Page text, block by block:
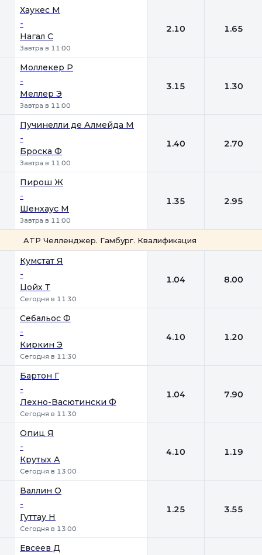
Хаукес М
-
Нагал С
Завтра в 11:00
2.10 1.65
Моллекер Р
-
Меллер Э
Завтра в 11:00
3.15 1.30
Пучинелли де Алмейда М
-
Броска Ф
Завтра в 11:00
1.40 2.70
Пирош Ж
-
Шенхаус М
Завтра в 11:00
1.35 2.95
ATP Челленджер. Гамбург. Квалификация
Кумстат Я
-
Цойх Т
Сегодня в 11:30
1.04 8.00
Себальос Ф
-
Киркин Э
Сегодня в 11:30
4.10 1.20
Бартон Г
-
Лехно-Васютински Ф
Сегодня в 11:30
1.04 7.90
Опиц Я
-
Крутых А
Сегодня в 13:00
4.10 1.19
Валлин О
-
Гуттау Н
Сегодня в 13:00
1.25 3.55
Евсеев Д